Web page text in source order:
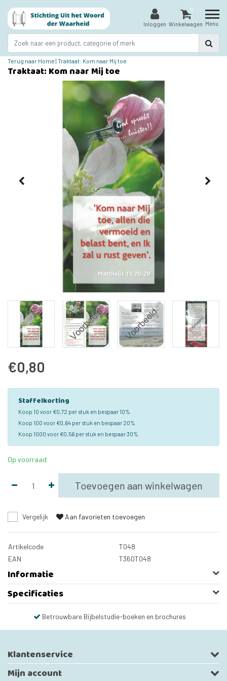
Inloggen
0
Winkelwagen Menu
Terug naar Home | Traktaat: Kom naar Mij toe
Traktaat: Kom naar Mij toe
€0,80
Staffelkorting
Koop 10 voor €0,72 per stuk en bespaar 10%
Koop 100 voor €0,64 per stuk en bespaar 20%
Koop 1000 voor €0,56 per stuk en bespaar 30%
Op voorraad
Toevoegen aan winkelwagen
Vergelijk Aan favorieten toevoegen
Artikelcode
T048
EAN
T360T048
Informatie
Specificaties
Betrouwbare Bijbelstudie-boeken en brochures
Klantenservice
Mijn account